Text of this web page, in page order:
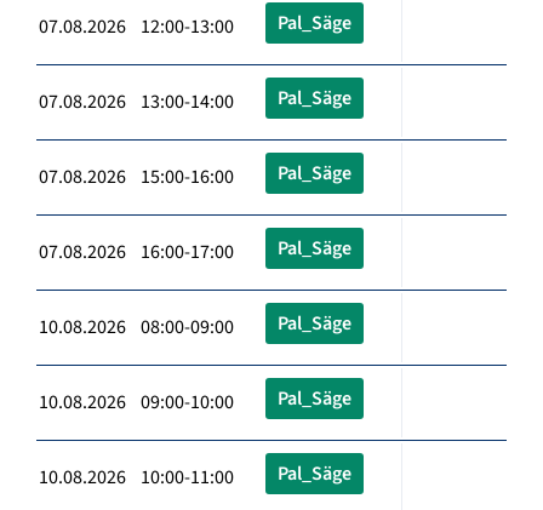
07.08.2026 12:00-13:00 Pal_Säge
07.08.2026 13:00-14:00 Pal_Säge
07.08.2026 15:00-16:00 Pal_Säge
07.08.2026 16:00-17:00 Pal_Säge
10.08.2026 08:00-09:00 Pal_Säge
10.08.2026 09:00-10:00 Pal_Säge
10.08.2026 10:00-11:00 Pal_Säge